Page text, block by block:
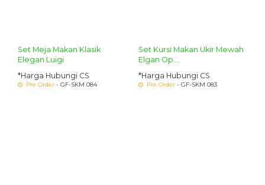
Set Meja Makan Klasik
Elegan Luigi
*Harga Hubungi CS
Pre Order - GF-SKM 084
Set Kursi Makan Ukir Mewah
Elgan Op....
*Harga Hubungi CS
Pre Order - GF-SKM 083